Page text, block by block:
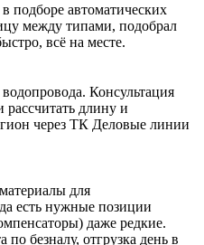
подборе автоматических
между типами, подобрал
всё на месте.
Консультация
длину и
через ТК Деловые линии
для
есть нужные позиции
даже редкие.
безналу, отгрузка день в